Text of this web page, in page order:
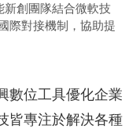
創團隊結合微軟技
際對接機制，協助提
數位工具優化企業
皆專注於解決各種